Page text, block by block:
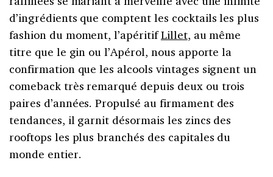
d’ingrédients que comptent les cocktails les plus
fashion du moment, l’apéritifLillet, au même
titre que le gin ou l’Apérol, nous apporte la
confirmation que les alcools vintages signent un
comeback très remarqué depuis deux ou trois
paires d’années. Propulsé au firmament des
tendances, il garnit désormais les zincs des
rooftops les plus branchés des capitales du
monde entier.